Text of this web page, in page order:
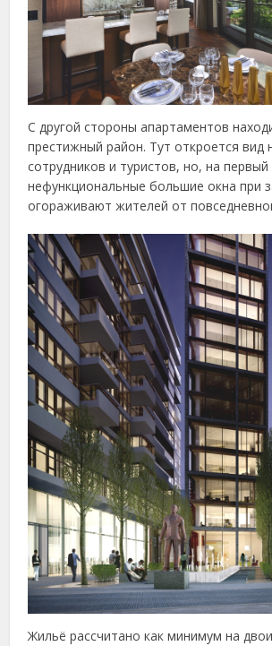
С другой стороны апартаментов
престижный район. Тут откроется вид
сотрудников и туристов, но, на первый
нефункциональные большие окна при
огораживают жителей от
Жильё рассчитано как минимум на